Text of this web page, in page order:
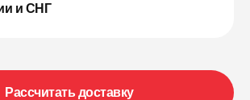
и СНГ
Рассчитать доставку